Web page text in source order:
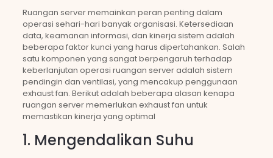
Ruangan server memainkan peran penting dalam
operasi sehari-hari banyak organisasi. Ketersediaan
data, keamanan informasi, dan kinerja sistem adalah
beberapa faktor kunci yang harus dipertahankan. Salah
satu komponen yang sangat berpengaruh terhadap
keberlanjutan operasi ruangan server adalah sistem
pendingin dan ventilasi, yang mencakup penggunaan
exhaust fan. Berikut adalah beberapa alasan kenapa
ruangan server memerlukan exhaust fan untuk
memastikan kinerja yang optimal
1. Mengendalikan Suhu